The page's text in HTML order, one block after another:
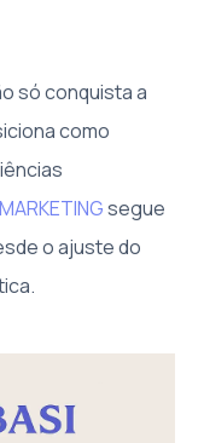
só conquista a
como
segue
o ajuste do